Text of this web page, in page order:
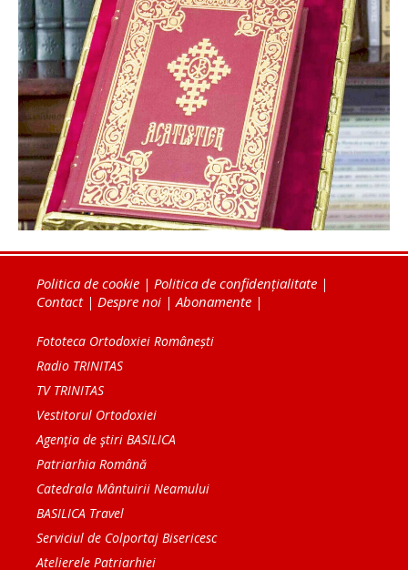
Politica de cookie | Politica de confidențialitate |
Contact| Despre noi |Abonamente |
Fototeca Ortodoxiei Românești
Radio TRINITAS
TV TRINITAS
Vestitorul Ortodoxiei
Agenţia de ştiri BASILICA
Patriarhia Română
Catedrala Mântuirii Neamului
BASILICA Travel
Serviciul de Colportaj Bisericesc
Atelierele Patriarhiei